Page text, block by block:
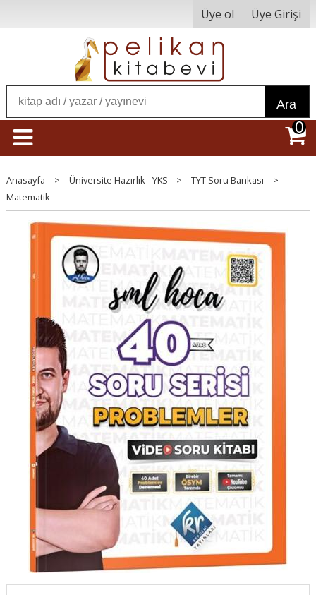
Üye ol Üye Girişi
Ara
0
Anasayfa > Üniversite Hazırlık - YKS > TYT Soru Bankası
>
Matematik